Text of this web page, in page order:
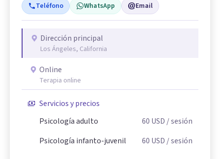
Teléfono WhatsApp Email
Dirección principal
Los Ángeles, California
Online
Terapia online
Servicios y precios
Psicología adulto
60 USD / sesión
Psicología infanto-juvenil
60 USD / sesión